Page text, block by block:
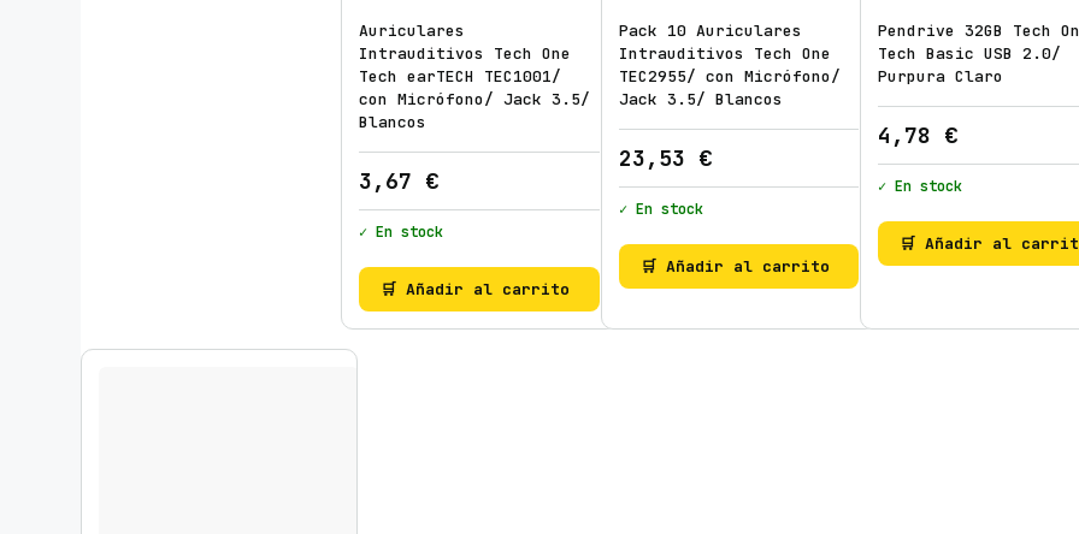
Auriculares
Intrauditivos Tech One
Tech earTECH TEC1001/
con Micrófono/ Jack 3.5/
Blancos
3,67 €
✓ En stock
🛒 Añadir al carrito
Pack 10 Auriculares
Intrauditivos Tech One
TEC2955/ con Micrófono/
Jack 3.5/ Blancos
23,53 €
✓ En stock
🛒 Añadir al carrito
Pendrive 32GB Tech
Tech Basic USB 2.0/
Purpura Claro
4,78 €
✓ En stock
🛒 Añadir al